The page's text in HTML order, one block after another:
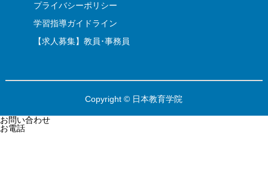
プライバシーポリシー
学習指導ガイドライン
【求人募集】教員･事務員
Copyright © 日本教育学院
お問い合わせ
お電話